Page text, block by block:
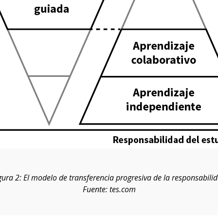
2: El modelo de transferencia progresiva de la
Fuente: tes.com